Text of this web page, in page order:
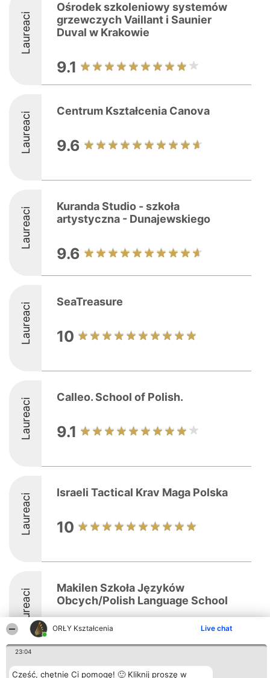
ORŁY Kształcenia Live chat
23:04
Cześć, chętnie Ci pomogę! 🙂 Kliknij proszę w
Laureaci
Ośrodek szkoleniowy systemów
grzewczych Vaillant i Saunier
Duval w Krakowie
9.1
Laureaci Centrum Kształcenia Canova
9.6
Laureaci
Kuranda Studio - szkoła
artystyczna - Dunajewskiego
9.6
Laureaci SeaTreasure
10
Laureaci Calleo. School of Polish.
9.1
Laureaci Israeli Tactical Krav Maga Polska
10
Laureaci
Makilen Szkoła Języków
Obcych/Polish Language School
8.5